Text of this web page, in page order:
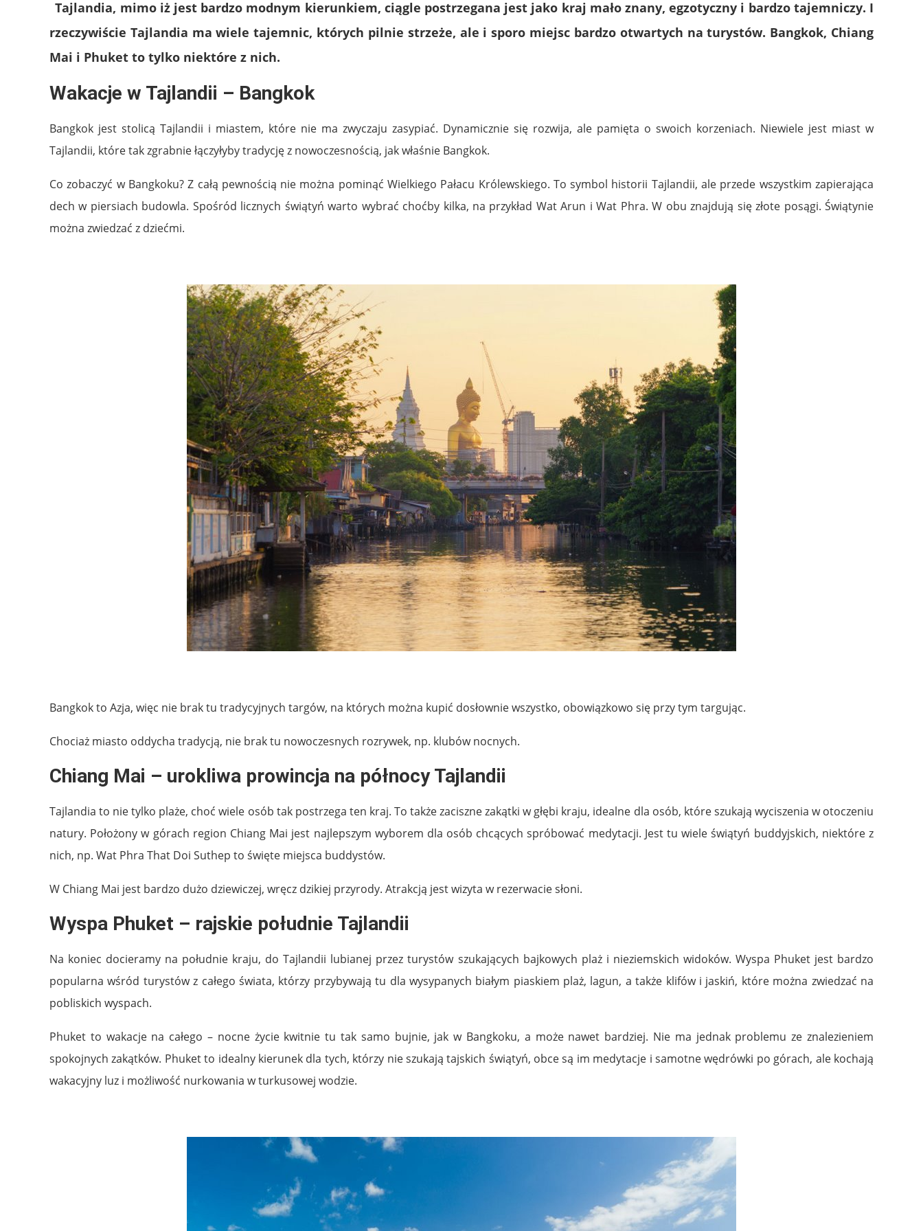
Tajlandia, mimo iż jest bardzo modnym kierunkiem, ciągle postrzegana jest jako kraj mało znany, egzotyczny i bardzo tajemniczy. I
rzeczywiście Tajlandia ma wiele tajemnic, których pilnie strzeże, ale i sporo miejsc bardzo otwartych na turystów. Bangkok, Chiang
Mai i Phuket to tylko niektóre z nich.
Wakacje w Tajlandii – Bangkok
Bangkok jest stolicą Tajlandii i miastem, które nie ma zwyczaju zasypiać. Dynamicznie się rozwija, ale pamięta o swoich korzeniach. Niewiele jest miast w
Tajlandii, które tak zgrabnie łączyłyby tradycję z nowoczesnością, jak właśnie Bangkok.
Co zobaczyć w Bangkoku? Z całą pewnością nie można pominąć Wielkiego Pałacu Królewskiego. To symbol historii Tajlandii, ale przede wszystkim zapierająca
dech w piersiach budowla. Spośród licznych świątyń warto wybrać choćby kilka, na przykład Wat Arun i Wat Phra. W obu znajdują się złote posągi. Świątynie
można zwiedzać z dziećmi.
Bangkok to Azja, więc nie brak tu tradycyjnych targów, na których można kupić dosłownie wszystko, obowiązkowo się przy tym targując.
Chociaż miasto oddycha tradycją, nie brak tu nowoczesnych rozrywek, np. klubów nocnych.
Chiang Mai – urokliwa prowincja na północy Tajlandii
Tajlandia to nie tylko plaże, choć wiele osób tak postrzega ten kraj. To także zaciszne zakątki w głębi kraju, idealne dla osób, które szukają wyciszenia w otoczeniu
natury. Położony w górach region Chiang Mai jest najlepszym wyborem dla osób chcących spróbować medytacji. Jest tu wiele świątyń buddyjskich, niektóre z
nich, np. Wat Phra That Doi Suthep to święte miejsca buddystów.
W Chiang Mai jest bardzo dużo dziewiczej, wręcz dzikiej przyrody. Atrakcją jest wizyta w rezerwacie słoni.
Wyspa Phuket – rajskie południe Tajlandii
Na koniec docieramy na południe kraju, do Tajlandii lubianej przez turystów szukających bajkowych plaż i nieziemskich widoków. Wyspa Phuket jest bardzo
popularna wśród turystów z całego świata, którzy przybywają tu dla wysypanych białym piaskiem plaż, lagun, a także klifów i jaskiń, które można zwiedzać na
pobliskich wyspach.
Phuket to wakacje na całego – nocne życie kwitnie tu tak samo bujnie, jak w Bangkoku, a może nawet bardziej. Nie ma jednak problemu ze znalezieniem
spokojnych zakątków. Phuket to idealny kierunek dla tych, którzy nie szukają tajskich świątyń, obce są im medytacje i samotne wędrówki po górach, ale kochają
wakacyjny luz i możliwość nurkowania w turkusowej wodzie.